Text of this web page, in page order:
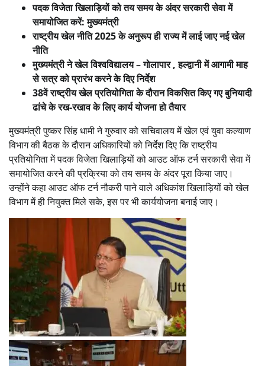
पदक विजेता खिलाड़ियों को तय समय के अंदर सरकारी सेवा में
समायोजित करें: मुख्यमंत्री
राष्ट्रीय खेल नीति 2025 के अनुरूप ही राज्य में लाई जाए नई खेल
नीति
मुख्यमंत्री ने खेल विश्वविद्यालय – गोलापार , हल्द्वानी में आगामी माह
से सत्र को प्रारंभ करने के दिए निर्देश
38वें राष्ट्रीय खेल प्रतियोगिता के दौरान विकसित किए गए बुनियादी
ढांचे के रख-रखाव के लिए कार्य योजना हो तैयार
मुख्यमंत्री पुष्कर सिंह धामी ने गुरुवार को सचिवालय में खेल एवं युवा कल्याण
विभाग की बैठक के दौरान अधिकारियों को निर्देश दिए कि राष्ट्रीय
प्रतियोगिता में पदक विजेता खिलाड़ियों को आउट ऑफ टर्न सरकारी सेवा में
समायोजित करने की प्रक्रिया को तय समय के अंदर पूरा किया जाए।
उन्होंने कहा आउट ऑफ टर्न नौकरी पाने वाले अधिकांश खिलाड़ियों को खेल
विभाग में ही नियुक्त मिले सके, इस पर भी कार्ययोजना बनाई जाए।